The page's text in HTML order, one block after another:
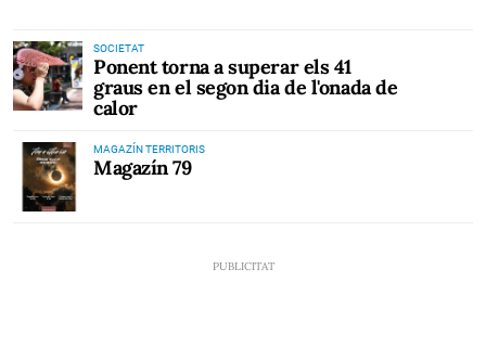
SOCIETAT
Ponent torna a superar els 41
graus en el segon dia de l'onada de
calor
MAGAZÍN TERRITORIS
Magazín 79